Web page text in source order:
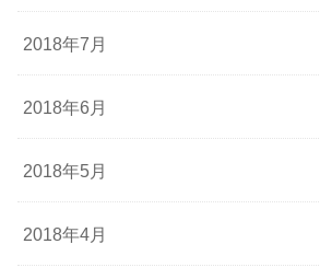
2018年7月
2018年6月
2018年5月
2018年4月